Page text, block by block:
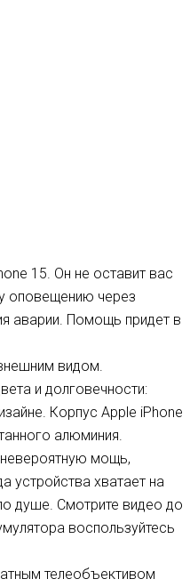
15. Он не оставит вас
оповещению через
аварии. Помощь придет в
видом.
и долговечности:
Корпус Apple iPhone
алюминия.
мощь,
устройства хватает на
душе. Смотрите видео до
воспользуйтесь
телеобъективом